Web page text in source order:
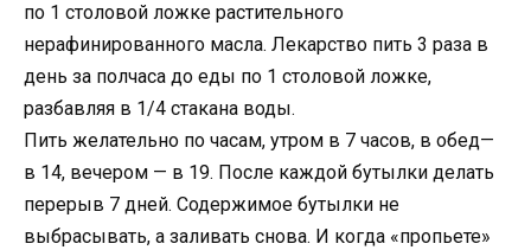
по 1 столовой ложке растительного
нерафинированного масла. Лекарство пить 3 раза в
день за полчаса до еды по 1 столовой ложке,
разбавляя в 1/4 стакана воды.
Пить желательно по часам, утром в 7 часов, в обед—
в 14, вечером — в 19. После каждой бутылки делать
перерыв 7 дней. Содержимое бутылки не
выбрасывать, а заливать снова. И когда «пропьете»